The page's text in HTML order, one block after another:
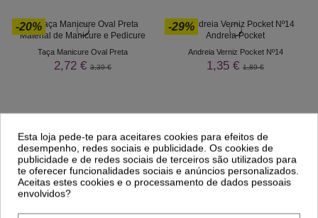
-20%
Taça Manicure Oval Preta
2,72 € 3,39 €
-29%
Andreia Verniz Pocket Nº14
1,35 € 1,89 €
Esta loja pede-te para aceitares cookies para efeitos de
desempenho, redes sociais e publicidade. Os cookies de
publicidade e de redes sociais de terceiros são utilizados para
te oferecer funcionalidades sociais e anúncios personalizados.
Aceitas estes cookies e o processamento de dados pessoais
envolvidos?